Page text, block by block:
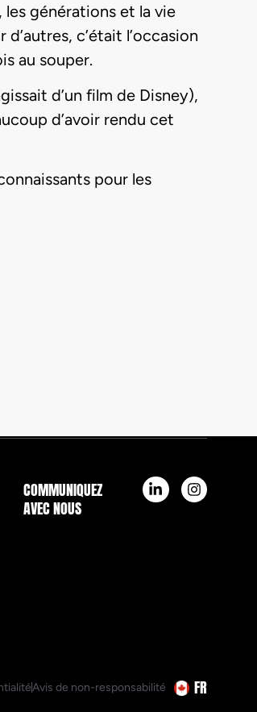
générations et la vie
c’était l’occasion
au souper.
d’un film de Disney),
d’avoir rendu cet
pour les
COMMUNIQUEZ
AVEC NOUS
Avis de non-responsabilité FR